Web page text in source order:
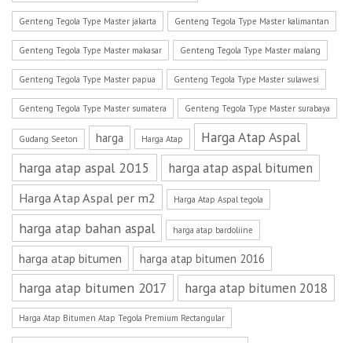
Genteng Tegola Type Master jakarta Genteng Tegola Type Master kalimantan
Genteng Tegola Type Master makasar Genteng Tegola Type Master malang
Genteng Tegola Type Master papua Genteng Tegola Type Master sulawesi
Genteng Tegola Type Master sumatera Genteng Tegola Type Master surabaya
Gudang Seeton harga Harga Atap
Harga Atap Aspal
harga atap aspal 2015
harga atap aspal bitumen
Harga Atap Aspal per m2 Harga Atap Aspal tegola
harga atap bahan aspal harga atap bardoliine
harga atap bitumen harga atap bitumen 2016
harga atap bitumen 2017 harga atap bitumen 2018
Harga Atap Bitumen Atap Tegola Premium Rectangular